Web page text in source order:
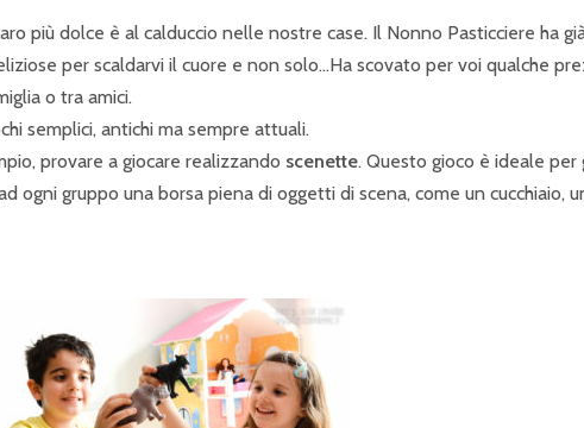
P
A
E
più dolce è al calduccio nelle nostre case. Il Nonno Pasticciere ha
per scaldarvi il cuore e non solo…Ha scovato per voi qualche
o tra amici.
semplici, antichi ma sempre attuali.
provare a giocare realizzando scenette. Questo gioco è ideale per
ogni gruppo una borsa piena di oggetti di scena, come un cucchiaio,